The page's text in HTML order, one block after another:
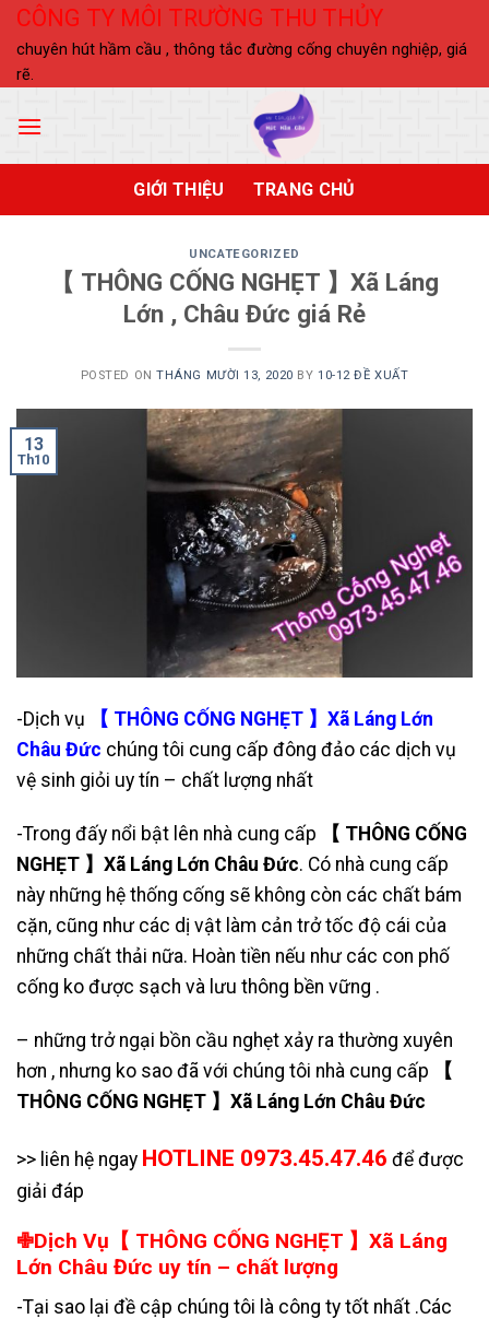
Skip
content
CÔNG TY MÔI TRƯỜNG THU THỦY
chuyên hút hầm cầu , thông tắc đường cống chuyên nghiệp, giá
rẽ.
GIỚI THIỆU TRANG CHỦ
UNCATEGORIZED
【 THÔNG CỐNG NGHẸT 】Xã Láng
Lớn , Châu Đức giá Rẻ
POSTED ONTHÁNG MƯỜI 13, 2020 BY10-12 ĐỀ XUẤT
13
Th10
-Dịch vụ
【 THÔNG CỐNG NGHẸT 】Xã Láng Lớn
Châu Đức chúng tôi cung cấp đông đảo các dịch vụ
vệ sinh giỏi uy tín – chất lượng nhất
-Trong đấy nổi bật lên nhà cung cấp
【 THÔNG CỐNG
NGHẸT 】Xã Láng Lớn Châu Đức. Có nhà cung cấp
này những hệ thống cống sẽ không còn các chất bám
cặn, cũng như các dị vật làm cản trở tốc độ cái của
những chất thải nữa. Hoàn tiền nếu như các con phố
cống ko được sạch và lưu thông bền vững .
– những trở ngại bồn cầu nghẹt xảy ra thường xuyên
hơn , nhưng ko sao đã với chúng tôi nhà cung cấp
【
THÔNG CỐNG NGHẸT 】Xã Láng Lớn Châu Đức
>> liên hệ ngay HOTLINE 0973.45.47.46 để được
giải đáp
✙Dịch Vụ【 THÔNG CỐNG NGHẸT 】Xã Láng
Lớn Châu Đức uy tín – chất lượng
-Tại sao lại đề cập chúng tôi là công ty tốt nhất .Các